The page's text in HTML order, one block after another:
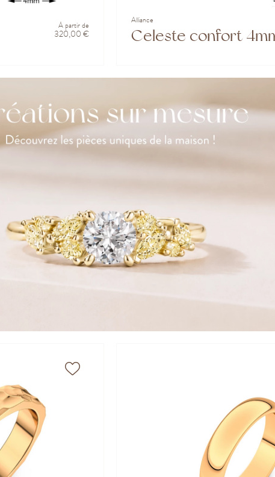
À partir de
320,00 €
Alliance
Celeste confort